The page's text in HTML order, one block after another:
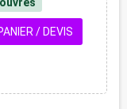
/ DEVIS